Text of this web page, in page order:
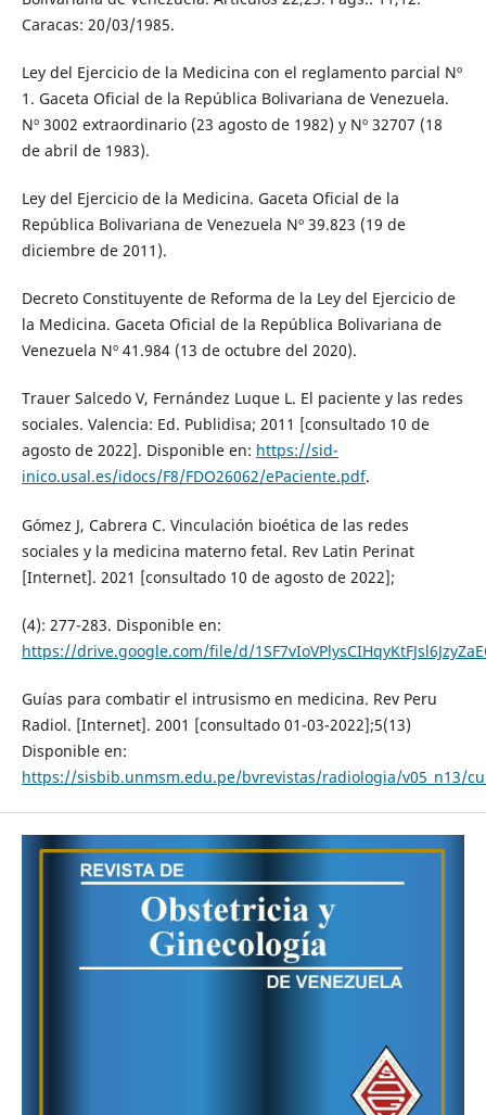
Caracas: 20/03/1985.
Ley del Ejercicio de la Medicina con el reglamento parcial Nº
1. Gaceta Oficial de la República Bolivariana de Venezuela.
Nº 3002 extraordinario (23 agosto de 1982) y Nº 32707 (18
de abril de 1983).
Ley del Ejercicio de la Medicina. Gaceta Oficial de la
República Bolivariana de Venezuela Nº 39.823 (19 de
diciembre de 2011).
Decreto Constituyente de Reforma de la Ley del Ejercicio de
la Medicina. Gaceta Oficial de la República Bolivariana de
Venezuela Nº 41.984 (13 de octubre del 2020).
Trauer Salcedo V, Fernández Luque L. El paciente y las redes
sociales. Valencia: Ed. Publidisa; 2011 [consultado 10 de
agosto de 2022]. Disponible en: https://sid-
inico.usal.es/idocs/F8/FDO26062/ePaciente.pdf.
Gómez J, Cabrera C. Vinculación bioética de las redes
sociales y la medicina materno fetal. Rev Latin Perinat
[Internet]. 2021 [consultado 10 de agosto de 2022];
(4): 277-283. Disponible en:
https://drive.google.com/file/d/
Guías para combatir el intrusismo en medicina. Rev Peru
Radiol. [Internet]. 2001 [consultado 01-03-2022];5(13)
Disponible en:
https://sisbib.unmsm.edu.pe/bvrevistas/radiologia/v05_n13/